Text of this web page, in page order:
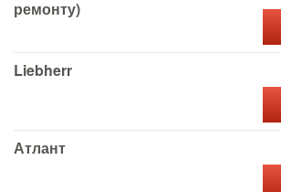
ремонту)
Liebherr
Атлант